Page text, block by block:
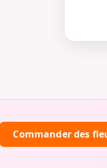
Commander des